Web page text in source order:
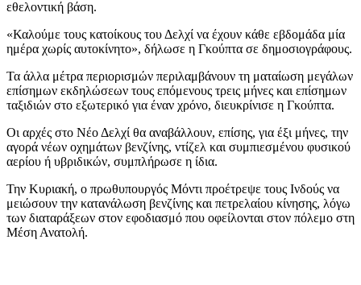
εθελοντική βάση.
«Καλούμε τους κατοίκους του Δελχί να έχουν κάθε εβδομάδα μία
ημέρα χωρίς αυτοκίνητο», δήλωσε η Γκούπτα σε δημοσιογράφους.
Τα άλλα μέτρα περιορισμών περιλαμβάνουν τη ματαίωση μεγάλων
επίσημων εκδηλώσεων τους επόμενους τρεις μήνες και επίσημων
ταξιδιών στο εξωτερικό για έναν χρόνο, διευκρίνισε η Γκούπτα.
Οι αρχές στο Νέο Δελχί θα αναβάλλουν, επίσης, για έξι μήνες, την
αγορά νέων οχημάτων βενζίνης, ντίζελ και συμπιεσμένου φυσικού
αερίου ή υβριδικών, συμπλήρωσε η ίδια.
Την Κυριακή, ο πρωθυπουργός Μόντι προέτρεψε τους Ινδούς να
μειώσουν την κατανάλωση βενζίνης και πετρελαίου κίνησης, λόγω
των διαταράξεων στον εφοδιασμό που οφείλονται στον πόλεμο στη
Μέση Ανατολή.